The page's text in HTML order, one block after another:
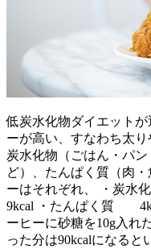
低炭水化物ダイエット
ーが高い、すなわち太り
炭水化物（ごはん・パ
ど）、たんぱく質（肉
ーはそれぞれ、
9kcal ・たんぱく質
ーヒーに砂糖を10g入れ
った分は90kcalになると